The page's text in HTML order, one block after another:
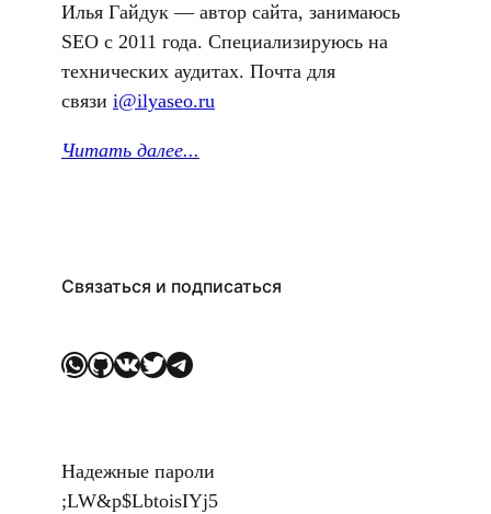
Илья Гайдук — автор сайта, занимаюсь
SEO с 2011 года. Специализируюсь на
технических аудитах. Почта для
связи i@ilyaseo.ru
Читать далее...
Связаться и подписаться
WhatsApp GitHub ВКонтакте Twitter Telegram
Надежные пароли
;LW&p$LbtoisIYj5